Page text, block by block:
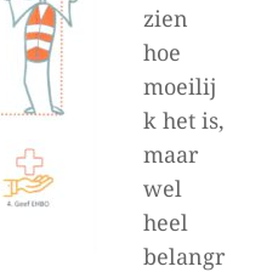
zien
hoe
moeilij
k het is,
maar
wel
heel
belangr